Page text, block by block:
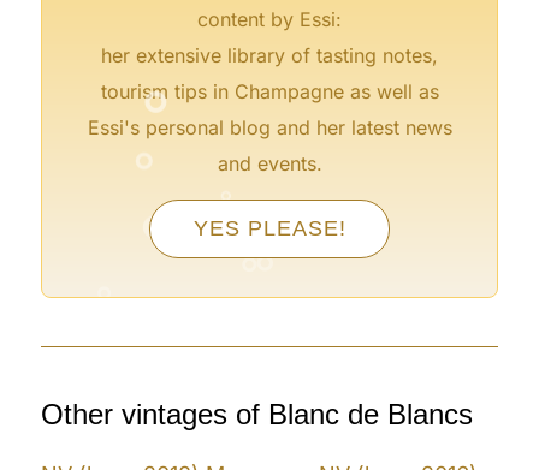
content by Essi:
her extensive library of tasting notes,
tourism tips in Champagne as well as
Essi's personal blog and her latest news
and events.
YES PLEASE!
°
°
°
°
° °°
°
°
Other vintages of Blanc de Blancs